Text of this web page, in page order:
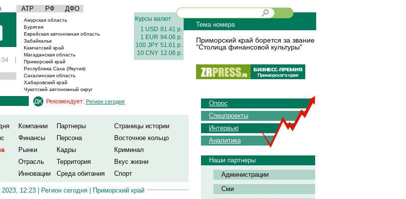
АТР РФ ДФО
|
Амурская область
Бурятия
Еврейская автономная область
Забайкалье
Камчатский край
Магаданская область
Приморский край
Республика Саха (Якутия)
Сахалинская область
Хабаровский край
Чукотский автономный округ
Курсы валют
1 USD 81.41 р.
1 EUR 94.06 р.
100 JPY 51.61 р.
10 CNY 12.06 р.
Тема номера
Приморский край борется за звание
"Столица финансовой культуры"
Рекомендует: Регион сегодня
Компании Партнеры
Страницы истории
Финансы Персона
Восточное кольцо
Рынки Кадры
Криминал
Отрасль Территория
Вкус жизни
Инновации Среда обитания Спорт
2023, 12:23 | Регион сегодня | Приморский край
Опрос
Спецпроекты
Интервью
Аналитика
Наши партнеры
Администрации
Сми